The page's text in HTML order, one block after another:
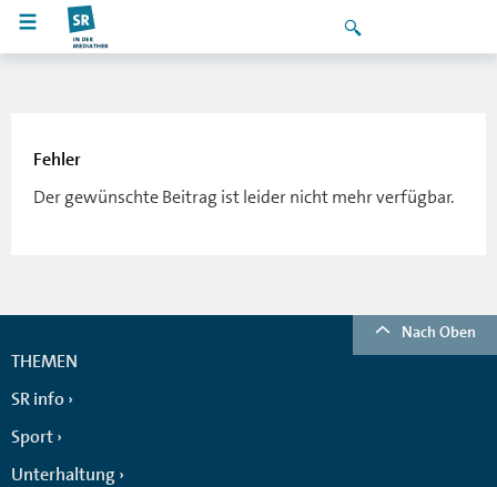
Fehler
Der gewünschte Beitrag ist leider nicht mehr verfügbar.
Nach Oben
THEMEN
SR info
Sport
Unterhaltung